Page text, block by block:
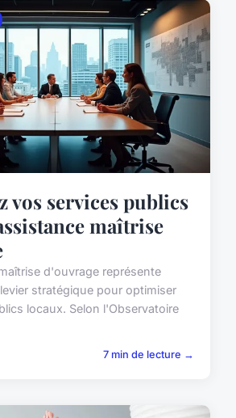
vos services publics
maîtrise
d'ouvrage représente
stratégique pour optimiser
locaux. Selon l'Observatoire
7 min de lecture →